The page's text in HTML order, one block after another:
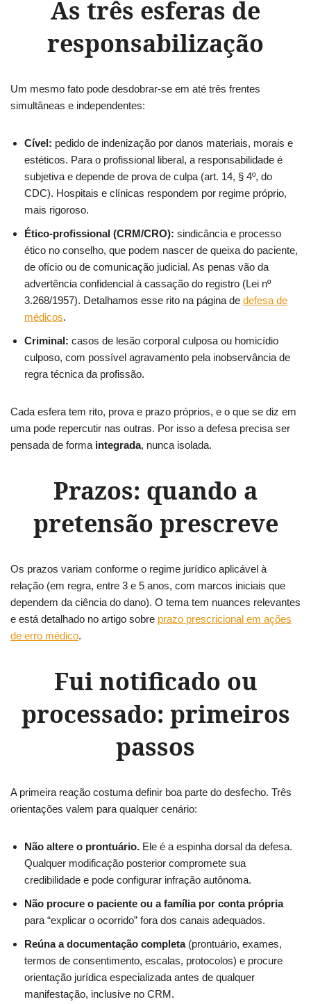
As três esferas de
responsabilização
Um mesmo fato pode desdobrar-se em até três frentes
simultâneas e independentes:
Cível: pedido de indenização por danos materiais, morais e
estéticos. Para o profissional liberal, a responsabilidade é
subjetiva e depende de prova de culpa (art. 14, § 4º, do
CDC). Hospitais e clínicas respondem por regime próprio,
mais rigoroso.
Ético-profissional (CRM/CRO): sindicância e processo
ético no conselho, que podem nascer de queixa do paciente,
de ofício ou de comunicação judicial. As penas vão da
advertência confidencial à cassação do registro (Lei nº
3.268/1957). Detalhamos esse rito na página de defesa de
médicos.
Criminal: casos de lesão corporal culposa ou homicídio
culposo, com possível agravamento pela inobservância de
regra técnica da profissão.
Cada esfera tem rito, prova e prazo próprios, e o que se diz em
uma pode repercutir nas outras. Por isso a defesa precisa ser
pensada de forma integrada, nunca isolada.
Prazos: quando a
pretensão prescreve
Os prazos variam conforme o regime jurídico aplicável à
relação (em regra, entre 3 e 5 anos, com marcos iniciais que
dependem da ciência do dano). O tema tem nuances relevantes
e está detalhado no artigo sobre prazo prescricional em ações
de erro médico.
Fui notificado ou
processado: primeiros
passos
A primeira reação costuma definir boa parte do desfecho. Três
orientações valem para qualquer cenário:
Não altere o prontuário. Ele é a espinha dorsal da defesa.
Qualquer modificação posterior compromete sua
credibilidade e pode configurar infração autônoma.
Não procure o paciente ou a família por conta própria
para “explicar o ocorrido” fora dos canais adequados.
Reúna a documentação completa(prontuário, exames,
termos de consentimento, escalas, protocolos) e procure
orientação jurídica especializada antes de qualquer
manifestação, inclusive no CRM.